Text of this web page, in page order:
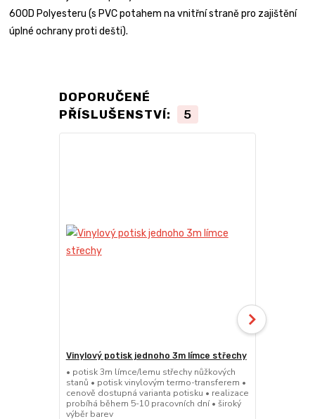
600D Polyesteru (s PVC potahem na vnitřní straně pro zajištění
úplné ochrany proti dešti).
DOPORUČENÉ
PŘÍSLUŠENSTVÍ:
5
Vinylový potisk jednoho 3m límce střechy
• potisk 3m límce/lemu střechy nůžkových
stanů • potisk vinylovým termo-transferem •
cenově dostupná varianta potisku • realizace
probíhá během 5-10 pracovních dní • široký
výběr barev